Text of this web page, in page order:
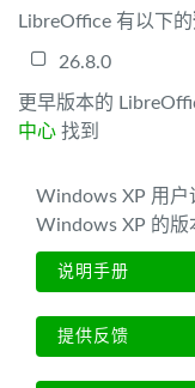
LibreOffice 有以下的
26.8.0
更早版本的
中心 找到
Windows XP 用户
Windows XP 的版
说明手册
提供反馈